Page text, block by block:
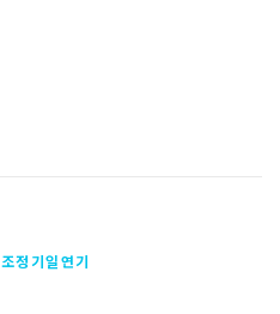
조정기일연기